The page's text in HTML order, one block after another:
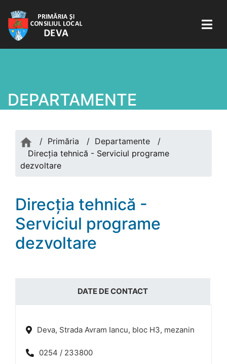
DEPARTAMENTE
/ Primăria / Departamente
/
Direcția tehnică - Serviciul programe
dezvoltare
Direcția tehnică -
Serviciul programe
dezvoltare
DATE DE CONTACT
Deva, Strada Avram Iancu, bloc H3, mezanin
0254 / 233800